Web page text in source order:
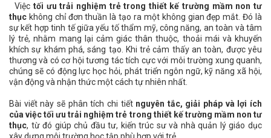
Việc tối ưu trải nghiệm trẻ trong thiết kế trường mầm non tư
thục không chỉ đơn thuần là tạo ra một không gian đẹp mắt. Đó là
sự kết hợp tinh tế giữa yếu tố thẩm mỹ, công năng, an toàn và tâm
lý trẻ, nhằm mang lại cảm giác thân thuộc, thoải mái và khuyến
khích sự khám phá, sáng tạo. Khi trẻ cảm thấy an toàn, được yêu
thương và có cơ hội tương tác tích cực với môi trường xung quanh,
chúng sẽ có động lực học hỏi, phát triển ngôn ngữ, kỹ năng xã hội,
vận động và nhận thức một cách tự nhiên nhất.
Bài viết này sẽ phân tích chi tiết nguyên tắc, giải pháp và lợi ích
của việc tối ưu trải nghiệm trẻ trong thiết kế trường mầm non tư
thục, từ đó giúp chủ đầu tư, kiến trúc sư và nhà quản lý giáo dục